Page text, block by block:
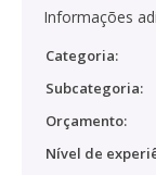
Informações
Categoria:
Subcategoria:
Orçamento:
Nível de